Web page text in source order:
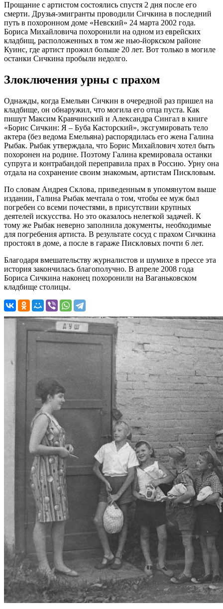
Прощание с артистом состоялись спустя 2 дня после его
смерти. Друзья-эмигранты проводили Сичкина в последний
путь в похоронном доме «Невский» 24 марта 2002 года.
Бориса Михайловича похоронили на одном из еврейских
кладбищ, расположенных в том же нью-йоркском районе
Куинс, где артист прожил больше 20 лет. Вот только в могиле
останки Сичкина пробыли недолго.
Злоключения урны с прахом
Однажды, когда Емельян Сичкин в очередной раз пришел на
кладбище, он обнаружил, что могила его отца пуста. Как
пишут Максим Кравчинский и Александра Сингал в книге
«Борис Сичкин: Я – Буба Касторский», эксгумировать тело
актера (без ведома Емельяна) распорядилась его жена Галина
Рыбак. Рыбак утверждала, что Борис Михайлович хотел быть
похоронен на родине. Поэтому Галина кремировала останки
супруга и контрабандой переправила прах в Россию. Урну она
отдала на сохранение своим знакомым, артистам Пискловым.
По словам Андрея Склова, приведенным в упомянутом выше
издании, Галина Рыбак мечтала о том, чтобы ее муж был
погребен со всеми почестями, в присутствии крупных
деятелей искусства. Но это оказалось нелегкой задачей. К
тому же Рыбак неверно заполнила документы, необходимые
для погребения артиста. В результате сосуд с прахом Сичкина
простоял в доме, а после в гараже Пискловых почти 6 лет.
Благодаря вмешательству журналистов и шумихе в прессе эта
история закончилась благополучно. В апреле 2008 года
Бориса Сичкина наконец похоронили на Ваганьковском
кладбище столицы.